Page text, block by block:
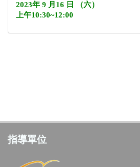
2023年 9 月16 日 （六）
上午10:30~12:00
指導單位